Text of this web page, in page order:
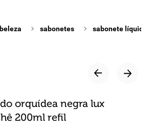
sabonetes sabonete líquido
orquídea negra lux
200ml refil